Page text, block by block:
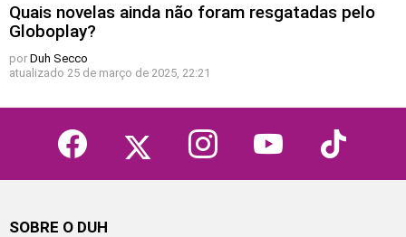
Quais novelas ainda não foram resgatadas pelo
Globoplay?
por Duh Secco
atualizado 25 de março de 2025, 22:21
facebook instagram tiktok
SOBRE O DUH